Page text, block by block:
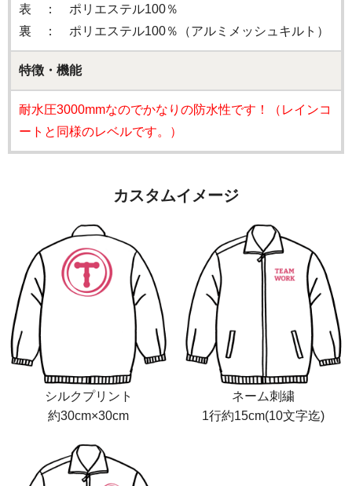
表 ： ポリエステル100％
裏 ： ポリエステル100％（アルミメッシュキルト）
特徴・機能
耐水圧3000mmなのでかなりの防水性です！（レインコ
ートと同様のレベルです。）
カスタムイメージ
シルクプリント
約30cm×30cm
ネーム刺繍
1行約15cm(10文字迄)